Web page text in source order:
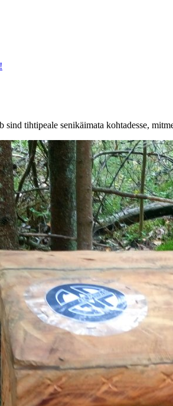
tihtipeale senikäimata kohtadesse,